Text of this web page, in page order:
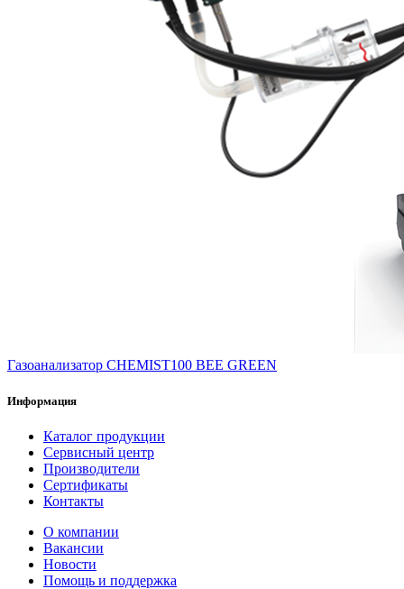
Газоанализатор CHEMIST100 BEE GREEN
Информация
Каталог продукции
Сервисный центр
Производители
Сертификаты
Контакты
О компании
Вакансии
Новости
Помощь и поддержка